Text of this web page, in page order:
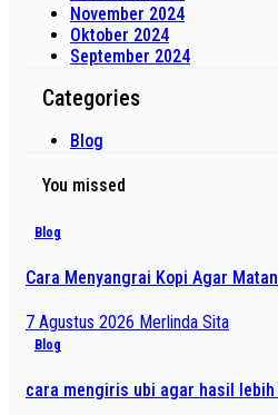
November 2024
Oktober 2024
September 2024
Categories
Blog
You missed
Blog
Cara Menyangrai Kopi Agar
7 Agustus 2026 Merlinda Sita
Blog
cara mengiris ubi agar hasil